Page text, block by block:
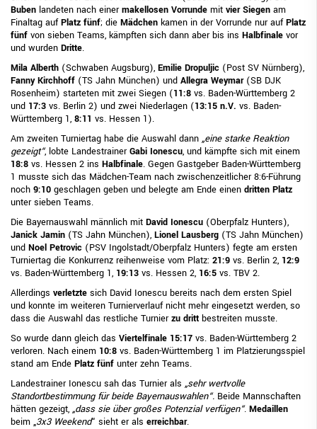
Buben landeten nach einermakellosen Vorrunde mit vier Siegen am
Finaltag aufPlatz fünf; die Mädchen kamen in der Vorrunde nur aufPlatz
fünf von sieben Teams, kämpften sich dann aber bis ins Halbfinale vor
und wurden Dritte.
Mila Alberth (Schwaben Augsburg), Emilie Dropuljic (Post SV Nürnberg),
Fanny Kirchhoff (TS Jahn München) und Allegra Weymar (SB DJK
Rosenheim) starteten mit zwei Siegen (11:8 vs. Baden-Württemberg 2
und 17:3 vs. Berlin 2) und zwei Niederlagen (13:15 n.V. vs. Baden-
Württemberg 1, 8:11 vs. Hessen 1).
Am zweiten Turniertag habe die Auswahl dann „eine starke Reaktion
gezeigt“, lobte LandestrainerGabi Ionescu, und kämpfte sich mit einem
18:8 vs. Hessen 2 ins Halbfinale. Gegen Gastgeber Baden-Württemberg
1 musste sich das Mädchen-Team nach zwischenzeitlicher 8:6-Führung
noch 9:10 geschlagen geben und belegte am Ende einen dritten Platz
unter sieben Teams.
Die Bayernauswahl männlich mit David Ionescu (Oberpfalz Hunters),
Janick Jamin (TS Jahn München), Lionel Lausberg (TS Jahn München)
und Noel Petrovic (PSV Ingolstadt/Oberpfalz Hunters) fegte am ersten
Turniertag die Konkurrenz reihenweise vom Platz: 21:9 vs. Berlin 2, 12:9
vs. Baden-Württemberg 1, 19:13 vs. Hessen 2, 16:5 vs. TBV 2.
Allerdings verletzte sich David Ionescu bereits nach dem ersten Spiel
und konnte im weiteren Turnierverlauf nicht mehr eingesetzt werden, so
dass die Auswahl das restliche Turnierzu dritt bestreiten musste.
So wurde dann gleich das Viertelfinale 15:17 vs. Baden-Württemberg 2
verloren. Nach einem 10:8 vs. Baden-Württemberg 1 im Platzierungsspiel
stand am Ende Platz fünf unter zehn Teams.
Landestrainer Ionescu sah das Turnier als „sehr wertvolle
Standortbestimmung für beide Bayernauswahlen“. Beide Mannschaften
hätten gezeigt, „dass sie über großes Potenzial verfügen“. Medaillen
beim „3x3 Weekend“ sieht er als erreichbar.